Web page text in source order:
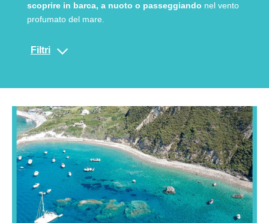
scoprire in barca, a nuoto o passeggiando nel vento
profumato del mare.
Filtri